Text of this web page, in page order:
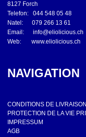
8127 Forch
Telefon: 044 548 05 48
Natel: 079 266 13 61
Email: info@eliolicious.ch
Web: www.eliolicious.ch
NAVIGATION
CONDITIONS DE LIVRAISON
PROTECTION DE LA VIE
IMPRESSUM
AGB